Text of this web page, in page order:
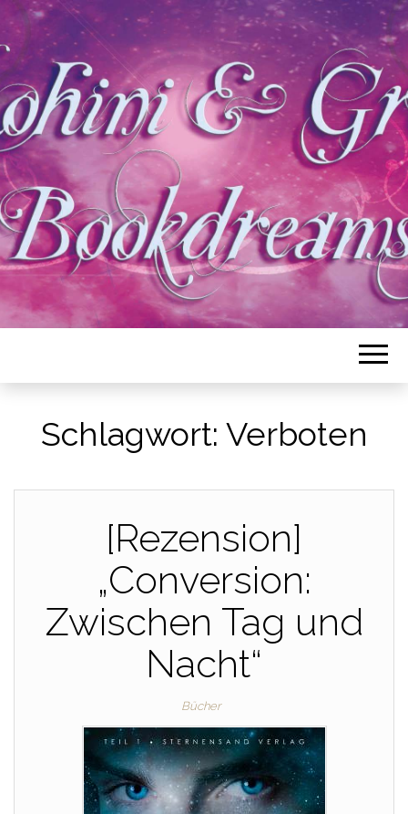
Schlagwort: Verboten
[Rezension]
„Conversion:
Zwischen Tag und
Nacht“
Bücher